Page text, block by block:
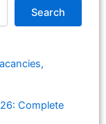
Search
Complete